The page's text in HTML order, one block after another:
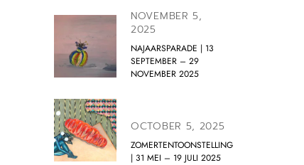
NOVEMBER 5,
2025
NAJAARSPARADE | 13
SEPTEMBER – 29
NOVEMBER 2025
OCTOBER 5, 2025
ZOMERTENTOONSTELLING
| 31 MEI – 19 JULI 2025